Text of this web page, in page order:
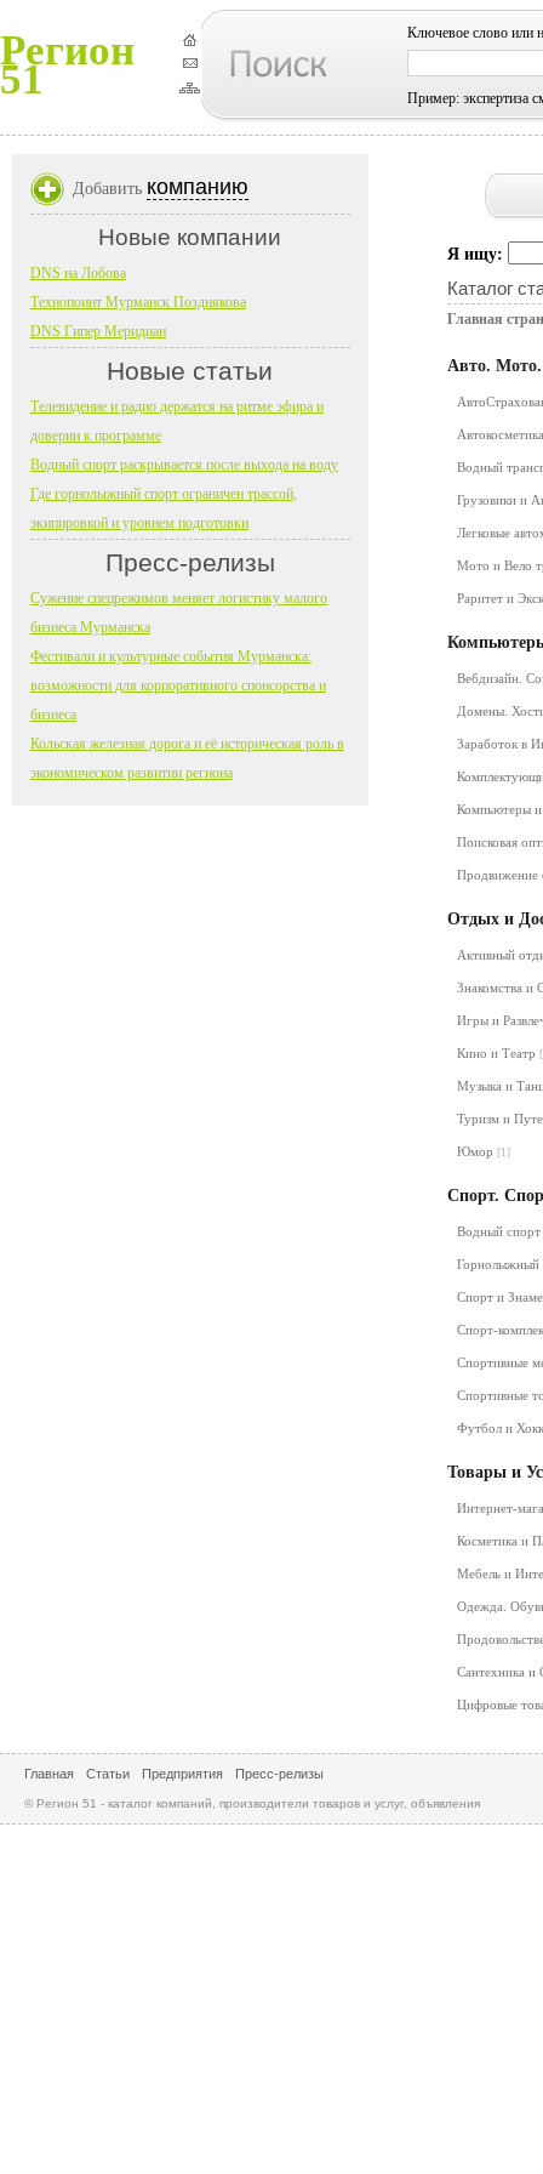
Регион
51
Ключевое слово или
Пример: экспертиза
Я ищу:
Каталог
Главная
Авто.
Водный
Грузовики и
Легковые
Мото и Вело
Раритет и
Вебдизайн.
Домены.
Заработок в
Компьютеры
Поисковая
Продвижение
Отдых и
Активный
Знакомства и
Игры и
Кино и Театр
Музыка и
Туризм и
Юмор [1]
Спорт.
Водный спорт
Горнолыжный
Спорт и
Спорт-
Спортивные
Спортивные
Футбол и
Товары и
Интернет-
Косметика и
Мебель и
Одежда.
Сантехника и
Цифровые
Добавить компанию
Новые компании
DNS на Лобова
Технопоинт Мурманск Позднякова
DNS Гипер Меридиан
Новые статьи
Телевидение и радио держатся на ритме эфира и
доверии к программе
Водный спорт раскрывается после выхода на воду
Где горнолыжный спорт ограничен трассой,
экипировкой и уровнем подготовки
Пресс-релизы
Сужение спецрежимов меняет логистику малого
бизнеса Мурманска
Фестивали и культурные события Мурманска:
возможности для корпоративного спонсорства и
бизнеса
Кольская железная дорога и её историческая роль в
экономическом развитии региона
Главная Статьи Предприятия Пресс-релизы
© Регион 51 - каталог компаний, производители товаров и услуг, объявления